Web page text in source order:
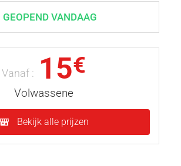
GEOPEND VANDAAG
Vanaf : 15€
Volwassene
Bekijk alle prijzen